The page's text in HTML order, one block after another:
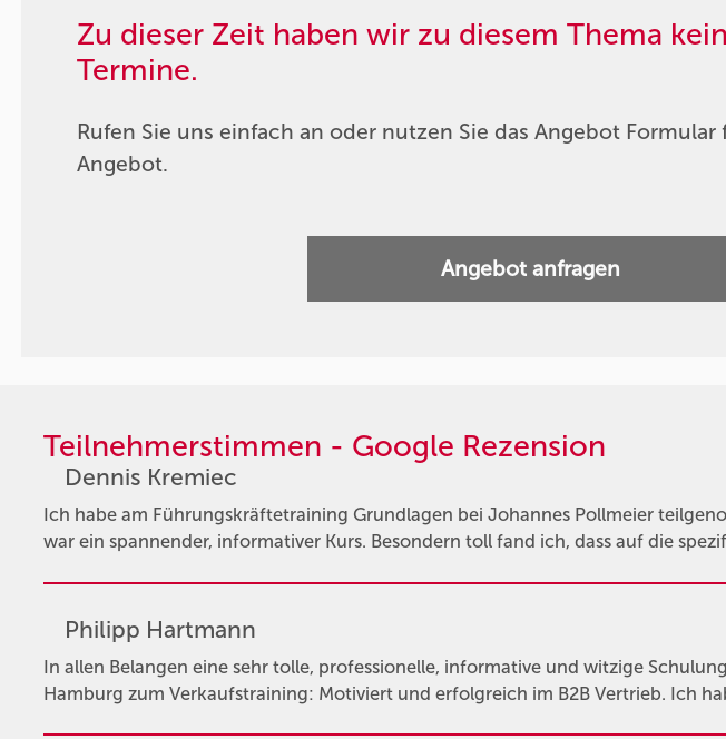
Zu dieser Zeit haben wir zu diesem Thema
Termine.
Rufen Sie uns einfach an oder nutzen Sie das Angebot
Angebot.
Angebot anfragen
Teilnehmerstimmen - Google Rezension
Dennis Kremiec
Ich habe am Führungskräftetraining Grundlagen bei Johannes Pollmeier
war ein spannender, informativer Kurs. Besondern toll fand ich, dass auf die
Philipp Hartmann
In allen Belangen eine sehr tolle, professionelle, informative und witzige
Hamburg zum Verkaufstraining: Motiviert und erfolgreich im B2B Vertrieb. Ich